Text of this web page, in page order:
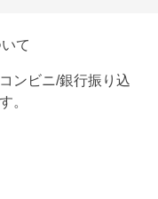
て
ンビニ/銀行振り込
。